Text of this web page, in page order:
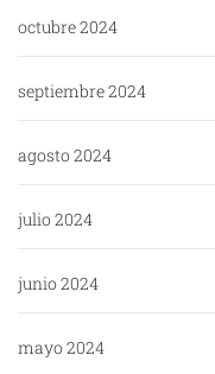
octubre 2024
septiembre 2024
agosto 2024
julio 2024
junio 2024
mayo 2024